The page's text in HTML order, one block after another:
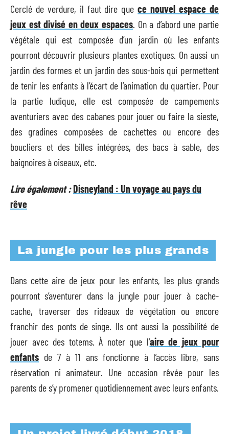
Cerclé de verdure, il faut dire quece nouvel espace de
jeux est divisé en deux espaces . On a d’abord une partie
végétale qui est composée d’un jardin où les enfants
pourront découvrir plusieurs plantes exotiques. On aussi un
jardin des formes et un jardin des sous-bois qui permettent
de tenir les enfants à l’écart de l’animation du quartier. Pour
la partie ludique, elle est composée de campements
aventuriers avec des cabanes pour jouer ou faire la sieste,
des gradines composées de cachettes ou encore des
boucliers et des billes intégrées, des bacs à sable, des
baignoires à oiseaux, etc.
Lire également :Disneyland : Un voyage au pays du
rêve
La jungle pour les plus grands
Dans cette aire de jeux pour les enfants, les plus grands
pourront s’aventurer dans la jungle pour jouer à cache-
cache, traverser des rideaux de végétation ou encore
franchir des ponts de singe. Ils ont aussi la possibilité de
jouer avec des totems. À noter que l’aire de jeux pour
enfants de 7 à 11 ans fonctionne à l’accès libre, sans
réservation ni animateur. Une occasion rêvée pour les
parents de s’y promener quotidiennement avec leurs enfants.